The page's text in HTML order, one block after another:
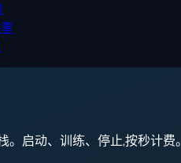
启动、训练、停止,按秒计费。